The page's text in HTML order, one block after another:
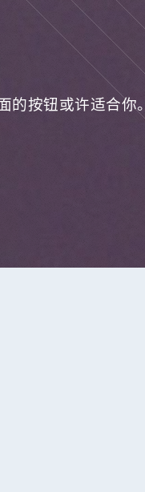
按钮或许适合你。